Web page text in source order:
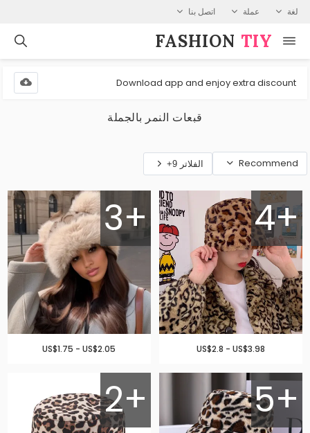
لغة عملة اتصل بنا
FASHION⁠ TIY
Download app and enjoy extra discount
قبعات النمر بالجملة
Recommend الفلاتر 9+
4+
US$2.8 - US$3.98
3+
US$1.75 - US$2.05
5+
2+